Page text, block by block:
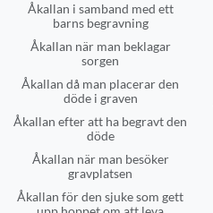
Åkallan i samband med ett
barns begravning
Åkallan när man beklagar
sorgen
Åkallan då man placerar den
döde i graven
Åkallan efter att ha begravt den
döde
Åkallan när man besöker
gravplatsen
Åkallan för den sjuke som gett